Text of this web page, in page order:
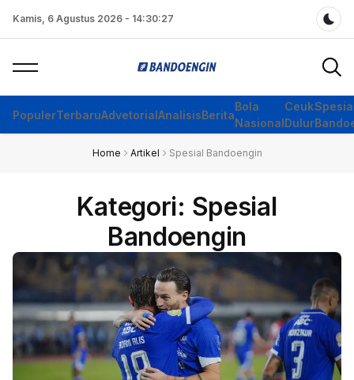
Kamis, 6 Agustus 2026 - 14:30:29
PopulerTerbaruAdvetorialAnalisisBerita
Bola
Nasional
Ceuk
Dulur
Home Artikel Spesial Bandoengin
Kategori: Spesial
Bandoengin